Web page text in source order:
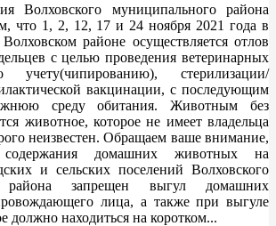
муниципального района
что 1, 2, 12, 17 и 24 ноября 2021 года в
районе осуществляется отлов
с целью проведения ветеринарных
стерилизации/
вакцинации, с последующим
среду обитания. Животным без
животное, которое не имеет владельца
неизвестен. Обращаем ваше внимание,
домашних животных на
и сельских поселений Волховского
района запрещен выгул домашних
лица, а также при выгуле
должно находиться на коротком...